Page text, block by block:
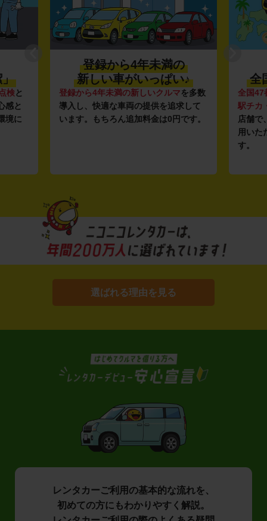
」
検と
感と
境に
登録から4年未満の
新しい車がいっぱい♪
登録から4年未満の新しいクルマを多数
導入し、快適な車両の提供を追求して
います。もちろん追加料金は0円です。
全
全国47
駅チカ
店舗で
用いた
す。
選ばれる理由を見る
レンタカーご利用の基本的な流れを、
初めての方にもわかりやすく解説。